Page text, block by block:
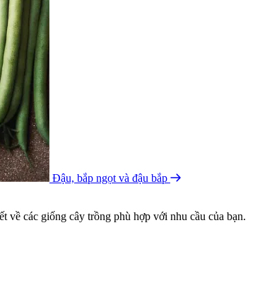
Đậu, bắp ngọt và đậu bắp
các giống cây trồng phù hợp với nhu cầu của bạn.